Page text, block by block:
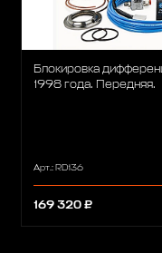
Блокировка
1998 года. Передняя.
Арт.: RD136
169 320 ₽